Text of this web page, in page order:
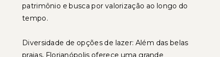
patrimônio e busca por valorização ao longo do
tempo.
Diversidade de opções de lazer: Além das belas
praias, Florianópolis oferece uma grande